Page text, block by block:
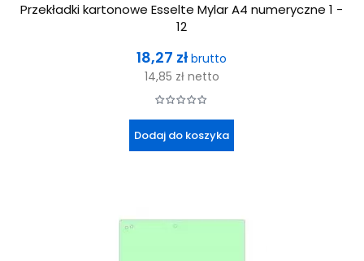
Przekładki kartonowe Esselte Mylar A4 numeryczne 1 -
12
Cena
18,27 zł brutto
14,85 zł netto
Dodaj do koszyka